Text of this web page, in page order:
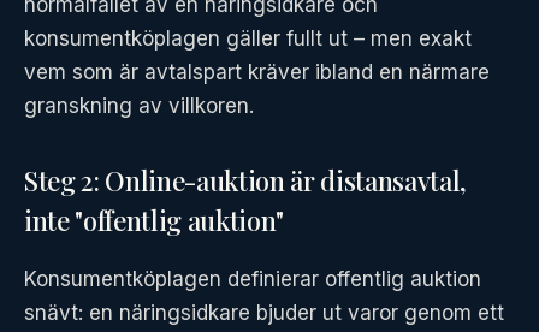
normalfallet av en näringsidkare och
konsumentköplagen gäller fullt ut – men exakt
vem som är avtalspart kräver ibland en närmare
granskning av villkoren.
Steg 2: Online-auktion är distansavtal,
inte "offentlig auktion"
Konsumentköplagen definierar offentlig auktion
snävt: en näringsidkare bjuder ut varor genom ett